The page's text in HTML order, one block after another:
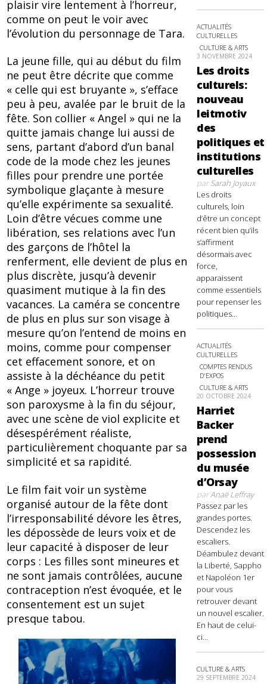
plaisir vire lentement à l’horreur,
comme on peut le voir avec
l’évolution du personnage de Tara.
La jeune fille, qui au début du film
ne peut être décrite que comme
« celle qui est bruyante », s’efface
peu à peu, avalée par le bruit de la
fête. Son collier « Angel » qui ne la
quitte jamais change lui aussi de
sens, partant d’abord d’un banal
code de la mode chez les jeunes
filles pour prendre une portée
symbolique glaçante à mesure
qu’elle expérimente sa sexualité.
Loin d’être vécues comme une
libération, ses relations avec l’un
des garçons de l’hôtel la
renferment, elle devient de plus en
plus discrète, jusqu’à devenir
quasiment mutique à la fin des
vacances. La caméra se concentre
de plus en plus sur son visage à
mesure qu’on l’entend de moins en
moins, comme pour compenser
cet effacement sonore, et on
assiste à la déchéance du petit
« Ange » joyeux. L’horreur trouve
son paroxysme à la fin du séjour,
avec une scène de viol explicite et
désespérément réaliste,
particulièrement choquante par sa
simplicité et sa rapidité.
Le film fait voir un système
organisé autour de la fête dont
l’irresponsabilité dévore les êtres,
les dépossède de leurs voix et de
leur capacité à disposer de leur
corps : Les filles sont mineures et
ne sont jamais contrôlées, aucune
contraception n’est évoquée, et le
consentement est un sujet
presque tabou.
ACTUALITÉS
CULTURELLES
CULTURE & ARTS
3 NOVEMBRE 2024
Les droits
culturels:
nouveau
leitmotiv
des
politiques et
institutions
culturelles
parSarah Joyaux
Les droits
culturels, loin
d’être un concept
récent bien qu’ils
s’affirment
désormais avec
force,
apparaissent
comme essentiels
pour repenser les
politiques...
ACTUALITÉS
CULTURELLES
COMPTES RENDUS
D'EXPOS
CULTURE & ARTS
20 OCTOBRE 2024
Harriet
Backer
prend
possession
du musée
d’Orsay
parAnaë Leffray
Passez par les
grandes portes.
Descendez les
escaliers.
Déambulez devant
la Liberté, Sappho
et Napoléon 1er
pour vous
retrouver devant
un nouvel escalier.
En haut de celui-
ci...
CULTURE & ARTS
29 SEPTEMBRE 2024